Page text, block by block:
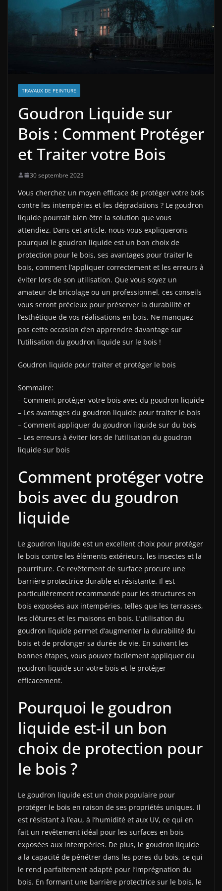
TRAVAUX DE PEINTURE
Goudron Liquide sur
Bois : Comment Protéger
et Traiter votre Bois
30 septembre 2023
Vous cherchez un moyen efficace de protéger votre bois
contre les intempéries et les dégradations ? Le goudron
liquide pourrait bien être la solution que vous
attendiez. Dans cet article, nous vous expliquerons
pourquoi le goudron liquide est un bon choix de
protection pour le bois, ses avantages pour traiter le
bois, comment l’appliquer correctement et les erreurs à
éviter lors de son utilisation. Que vous soyez un
amateur de bricolage ou un professionnel, ces conseils
vous seront précieux pour préserver la durabilité et
l’esthétique de vos réalisations en bois. Ne manquez
pas cette occasion d’en apprendre davantage sur
l’utilisation du goudron liquide sur le bois !
Goudron liquide pour traiter et protéger le bois
Sommaire:
– Comment protéger votre bois avec du goudron liquide
– Les avantages du goudron liquide pour traiter le bois
– Comment appliquer du goudron liquide sur du bois
– Les erreurs à éviter lors de l’utilisation du goudron
liquide sur bois
Comment protéger votre
bois avec du goudron
liquide
Le goudron liquide est un excellent choix pour protéger
le bois contre les éléments extérieurs, les insectes et la
pourriture. Ce revêtement de surface procure une
barrière protectrice durable et résistante. Il est
particulièrement recommandé pour les structures en
bois exposées aux intempéries, telles que les terrasses,
les clôtures et les maisons en bois. L’utilisation du
goudron liquide permet d’augmenter la durabilité du
bois et de prolonger sa durée de vie. En suivant les
bonnes étapes, vous pouvez facilement appliquer du
goudron liquide sur votre bois et le protéger
efficacement.
Pourquoi le goudron
liquide est-il un bon
choix de protection pour
le bois ?
Le goudron liquide est un choix populaire pour
protéger le bois en raison de ses propriétés uniques. Il
est résistant à l’eau, à l’humidité et aux UV, ce qui en
fait un revêtement idéal pour les surfaces en bois
exposées aux intempéries. De plus, le goudron liquide
a la capacité de pénétrer dans les pores du bois, ce qui
le rend parfaitement adapté pour l’imprégnation du
bois. En formant une barrière protectrice sur le bois, le